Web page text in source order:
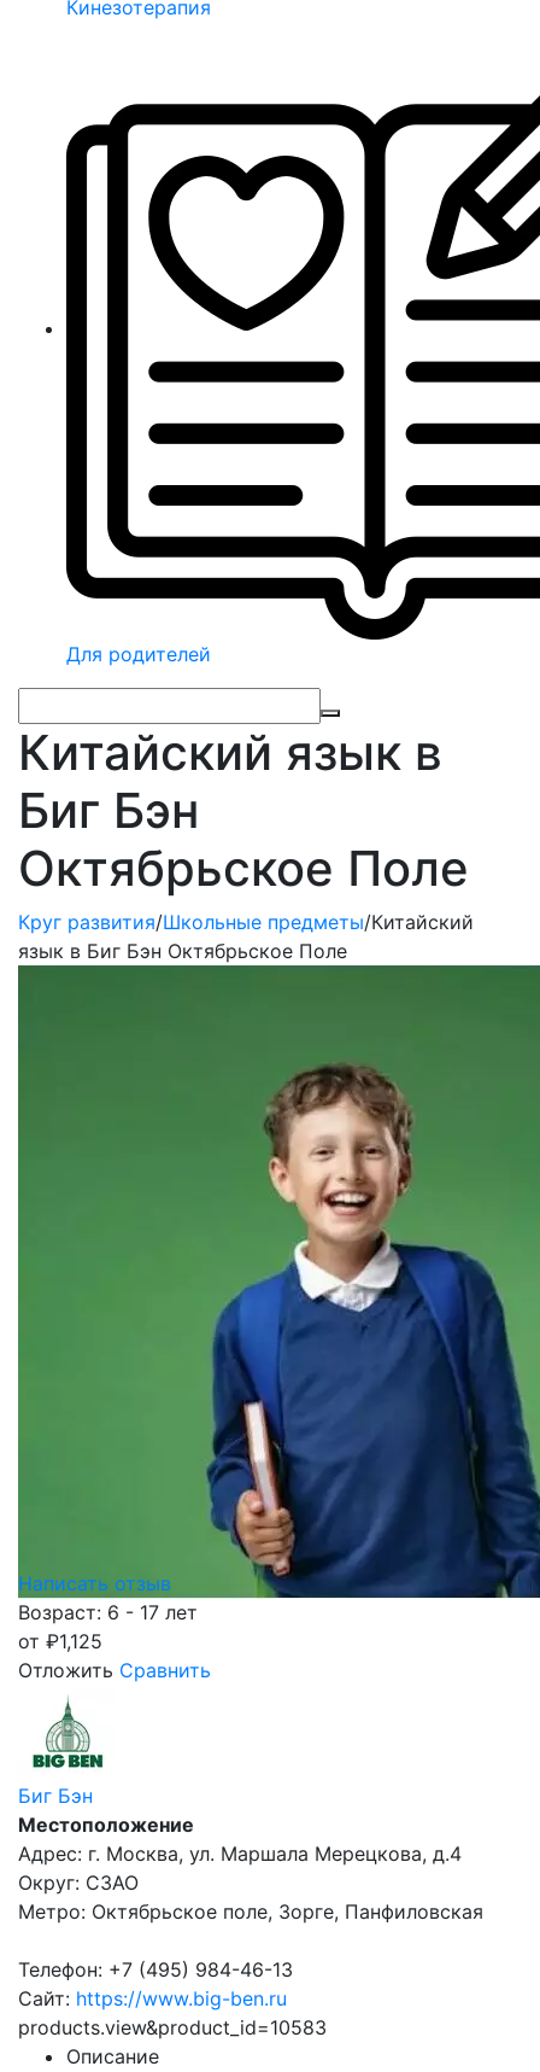
Кинезотерапия
Для родителей
Китайский язык в
Биг Бэн
Октябрьское Поле
Круг развития/Школьные предметы/Китайский
язык в Биг Бэн Октябрьское Поле
Написать отзыв
Возраст: 6 - 17 лет
от ₽1,125
Отложить Сравнить
Биг Бэн
Местоположение
Адрес: г. Москва, ул. Маршала Мерецкова, д.4
Округ: СЗАО
Метро: Октябрьское поле, Зорге, Панфиловская
Телефон: +7 (495) 984-46-13
Сайт: https://www.big-ben.ru
products.view&product_id=10583
Описание